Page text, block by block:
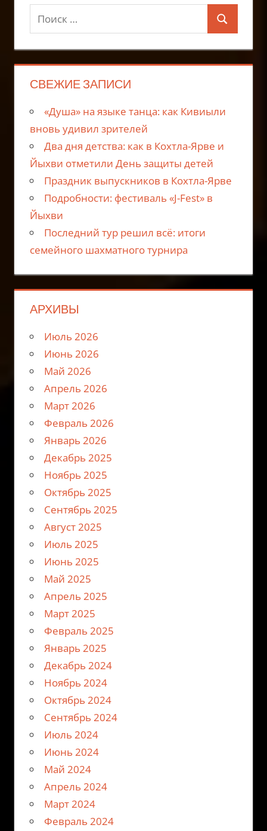
Поиск
для:
Поиск
СВЕЖИЕ ЗАПИСИ
«Душа» на языке танца: как Кивиыли
вновь удивил зрителей
Два дня детства: как в Кохтла-Ярве и
Йыхви отметили День защиты детей
Праздник выпускников в Кохтла-Ярве
Подробности: фестиваль «J-Fest» в
Йыхви
Последний тур решил всё: итоги
семейного шахматного турнира
АРХИВЫ
Июль 2026
Июнь 2026
Май 2026
Апрель 2026
Март 2026
Февраль 2026
Январь 2026
Декабрь 2025
Ноябрь 2025
Октябрь 2025
Сентябрь 2025
Август 2025
Июль 2025
Июнь 2025
Май 2025
Апрель 2025
Март 2025
Февраль 2025
Январь 2025
Декабрь 2024
Ноябрь 2024
Октябрь 2024
Сентябрь 2024
Июль 2024
Июнь 2024
Май 2024
Апрель 2024
Март 2024
Февраль 2024